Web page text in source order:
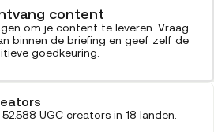
content
om je content te leveren. Vraag
binnen de briefing en geef zelf de
goedkeuring.
UGC creators in 18 landen.